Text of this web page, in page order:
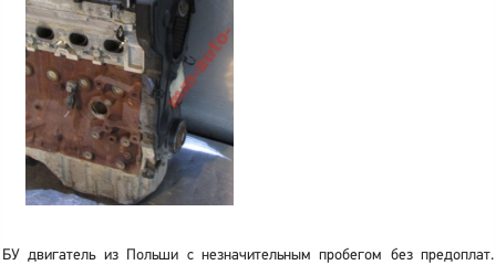
БУ двигатель из Польши с незначительным пробегом без предоплат.